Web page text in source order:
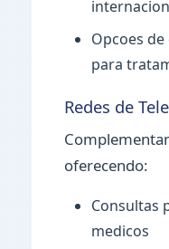
Opcoes
para
Redes de
oferecendo:
Consultas
medicos